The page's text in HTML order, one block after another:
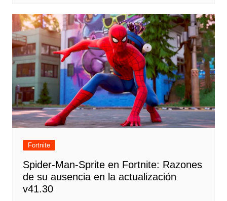
Fortnite
Spider-Man-Sprite en Fortnite: Razones
de su ausencia en la actualización
v41.30